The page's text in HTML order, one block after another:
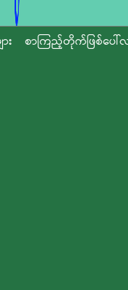
း
စာကြည့်တိုက်ဖြစ်ပေါ်